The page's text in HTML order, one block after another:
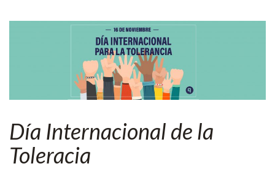
Día Internacional de la
Toleracia